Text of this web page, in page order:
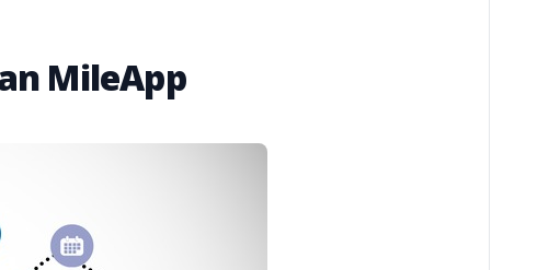
MileApp